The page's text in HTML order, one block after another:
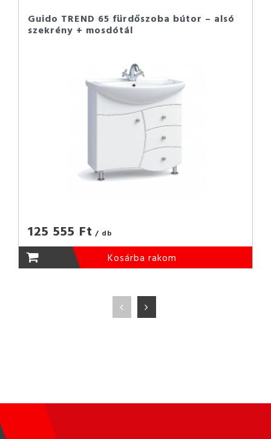
Guido TREND 65 fürdőszoba bútor – alsó
szekrény + mosdótál
125 555 Ft / db
Kosárba rakom